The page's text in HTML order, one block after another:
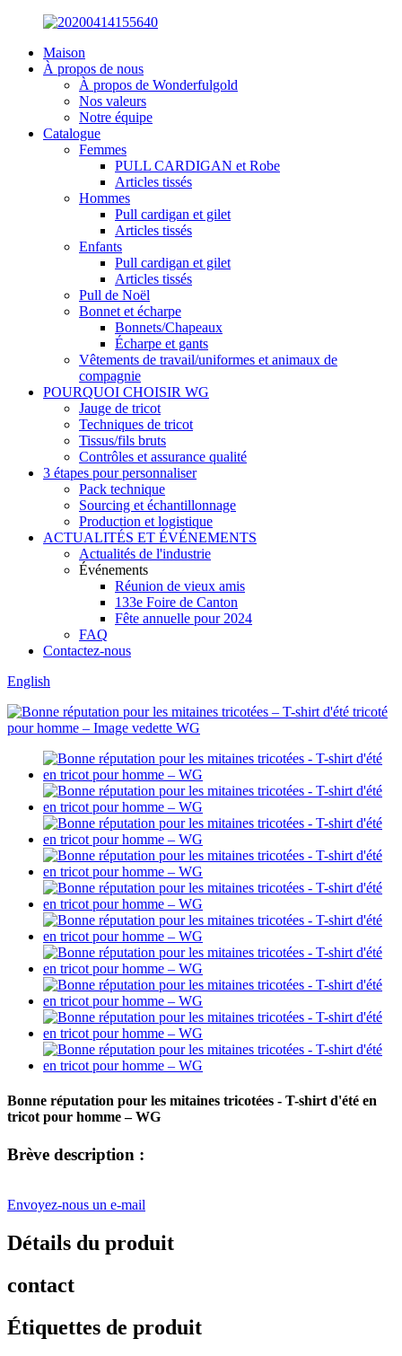
Maison
À propos de nous
À propos de Wonderfulgold
Nos valeurs
Notre équipe
Catalogue
Femmes
PULL CARDIGAN et Robe
Articles tissés
Hommes
Pull cardigan et gilet
Articles tissés
Enfants
Pull cardigan et gilet
Articles tissés
Pull de Noël
Bonnet et écharpe
Bonnets/Chapeaux
Écharpe et gants
Vêtements de travail/uniformes et animaux de
compagnie
POURQUOI CHOISIR WG
Jauge de tricot
Techniques de tricot
Tissus/fils bruts
Contrôles et assurance qualité
3 étapes pour personnaliser
Pack technique
Sourcing et échantillonnage
Production et logistique
ACTUALITÉS ET ÉVÉNEMENTS
Actualités de l'industrie
Événements
Réunion de vieux amis
133e Foire de Canton
Fête annuelle pour 2024
FAQ
Contactez-nous
English
Bonne réputation pour les mitaines tricotées - T-shirt d'été en
tricot pour homme – WG
Brève description :
Envoyez-nous un e-mail
Détails du produit
contact
Étiquettes de produit